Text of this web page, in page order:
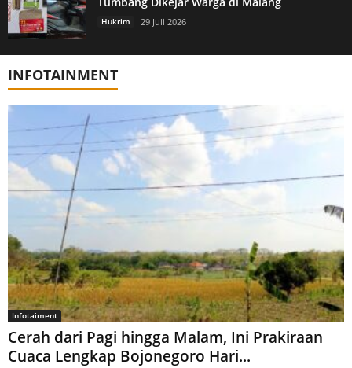
Hukrim 29 Juli 2026
INFOTAINMENT
Infotaiment
Cerah dari Pagi hingga Malam, Ini Prakiraan
Cuaca Lengkap Bojonegoro Hari...